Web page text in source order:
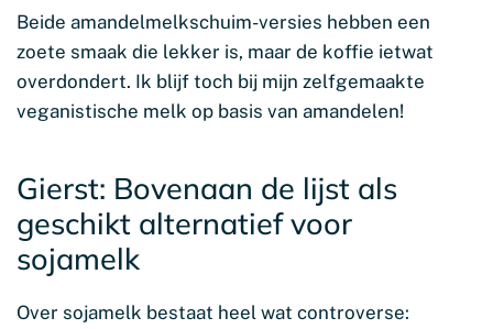
Beide amandelmelkschuim-versies hebben een
zoete smaak die lekker is, maar de koffie ietwat
overdondert. Ik blijf toch bij mijn zelfgemaakte
veganistische melk op basis van amandelen!
Gierst: Bovenaan de lijst als
geschikt alternatief voor
sojamelk
Over sojamelk bestaat heel wat controverse: